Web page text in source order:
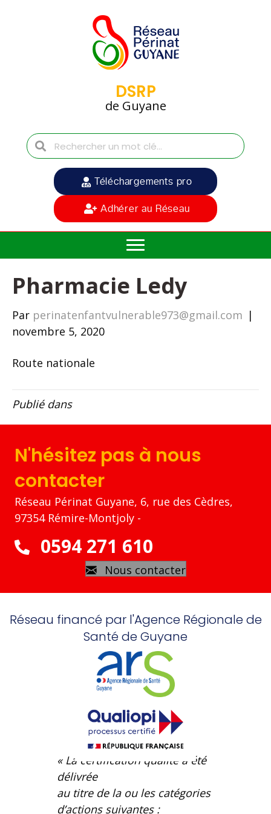
DSRP
de Guyane
Téléchargements pro
Adhérer au Réseau
Pharmacie Ledy
Par perinatenfantvulnerable973@gmail.com |
novembre 5, 2020
Route nationale
Publié dans
N'hésitez pas à nous
contacter
Réseau Périnat Guyane, 6, rue des Cèdres,
97354 Rémire-Montjoly -
0594 271 610
Nous contacter
Réseau financé par l'Agence Régionale de
Santé de Guyane
« La certification qualité a été
délivrée
au titre de la ou les catégories
d’actions suivantes :